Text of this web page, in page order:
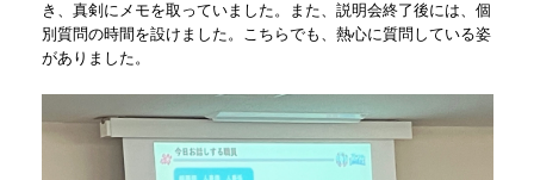
き、真剣にメモを取っていました。また、説明会終了後には、個
別質問の時間を設けました。こちらでも、熱心に質問している姿
がありました。